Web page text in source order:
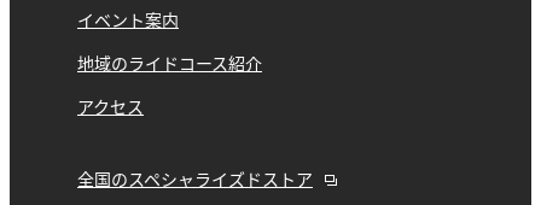
イベント案内
地域のライドコース紹介
アクセス
全国のスペシャライズドストア